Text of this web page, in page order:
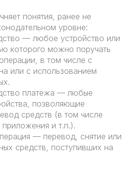
понятия, ранее не
уровне:
— любое устройство или
которого можно поручать
в том числе с
или с использованием
платежа — любые
позволяющие
средств (в том числе
и т.п.).
— перевод, снятие или
средств, поступивших на